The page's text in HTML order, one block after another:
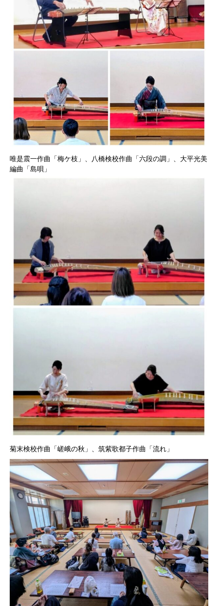
唯是震一作曲「梅ケ枝」、八橋検校作曲「六段の調」、大平光美
編曲「島唄」
菊末検校作曲「嵯峨の秋」、筑紫歌都子作曲「流れ」